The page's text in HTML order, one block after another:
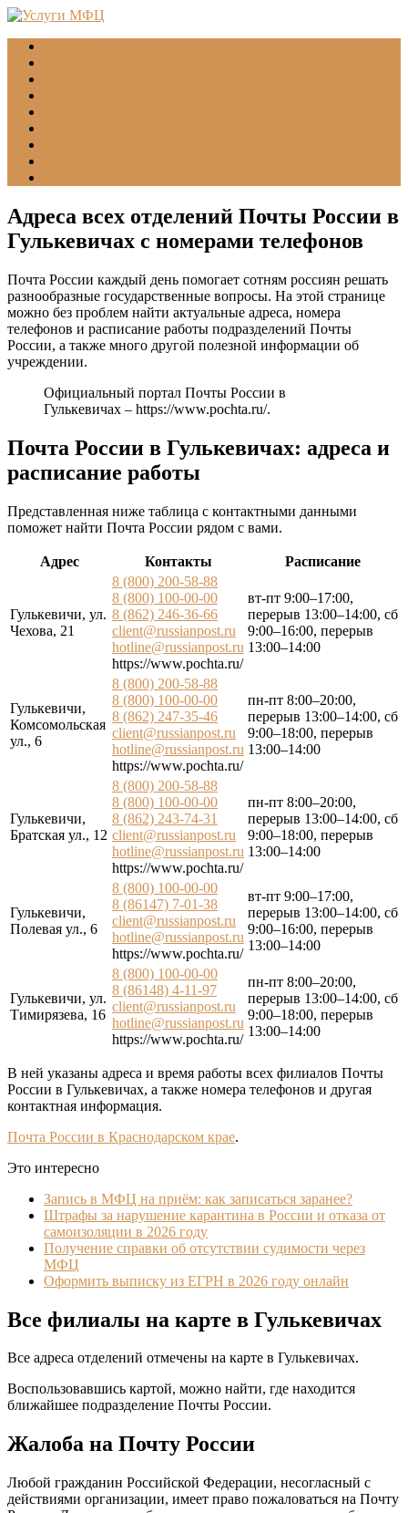
Адреса всех отделений Почты России в
Гулькевичах с номерами телефонов
Почта России каждый день помогает сотням россиян решать
разнообразные государственные вопросы. На этой странице
можно без проблем найти актуальные адреса, номера
телефонов и расписание работы подразделений Почты
России, а также много другой полезной информации об
учреждении.
Официальный портал Почты России в
Гулькевичах – https://www.pochta.ru/.
Почта России в Гулькевичах: адреса и
расписание работы
Представленная ниже таблица с контактными данными
поможет найти Почта России рядом с вами.
Адрес Контакты Расписание
Гулькевичи, ул.
Чехова, 21
8 (800) 200-58-88
8 (800) 100-00-00
8 (862) 246-36-66
client@russianpost.ru
hotline@russianpost.ru
https://www.pochta.ru/
вт-пт 9:00–17:00,
перерыв 13:00–14:00, сб
9:00–16:00, перерыв
13:00–14:00
Гулькевичи,
Комсомольская
ул., 6
8 (800) 200-58-88
8 (800) 100-00-00
8 (862) 247-35-46
client@russianpost.ru
hotline@russianpost.ru
https://www.pochta.ru/
пн-пт 8:00–20:00,
перерыв 13:00–14:00, сб
9:00–18:00, перерыв
13:00–14:00
Гулькевичи,
Братская ул., 12
8 (800) 200-58-88
8 (800) 100-00-00
8 (862) 243-74-31
client@russianpost.ru
hotline@russianpost.ru
https://www.pochta.ru/
пн-пт 8:00–20:00,
перерыв 13:00–14:00, сб
9:00–18:00, перерыв
13:00–14:00
Гулькевичи,
Полевая ул., 6
8 (800) 100-00-00
8 (86147) 7-01-38
client@russianpost.ru
hotline@russianpost.ru
https://www.pochta.ru/
вт-пт 9:00–17:00,
перерыв 13:00–14:00, сб
9:00–16:00, перерыв
13:00–14:00
Гулькевичи, ул.
Тимирязева, 16
8 (800) 100-00-00
8 (86148) 4-11-97
client@russianpost.ru
hotline@russianpost.ru
https://www.pochta.ru/
пн-пт 8:00–20:00,
перерыв 13:00–14:00, сб
9:00–18:00, перерыв
13:00–14:00
В ней указаны адреса и время работы всех филиалов Почты
России в Гулькевичах, а также номера телефонов и другая
контактная информация.
Почта России в Краснодарском крае.
Это интересно
Запись в МФЦ на приём: как записаться заранее?
Штрафы за нарушение карантина в России и отказа от
самоизоляции в 2026 году
Получение справки об отсутствии судимости через
МФЦ
Оформить выписку из ЕГРН в 2026 году онлайн
Все филиалы на карте в Гулькевичах
Все адреса отделений отмечены на карте в Гулькевичах.
Воспользовавшись картой, можно найти, где находится
ближайшее подразделение Почты России.
Жалоба на Почту России
Любой гражданин Российской Федерации, несогласный с
действиями организации, имеет право пожаловаться на Почту